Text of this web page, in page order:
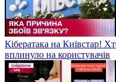
Кібератака на Київстар!
вплинуло на користувачів